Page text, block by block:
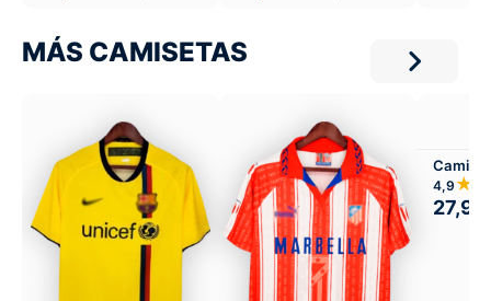
MÁS CAMISETAS
4,9
27,99